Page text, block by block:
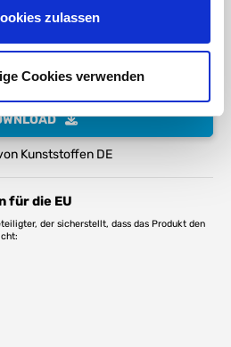
zulassen
Cookies verwenden
Kunststoffen DE
für die EU
der sicherstellt, dass das Produkt den